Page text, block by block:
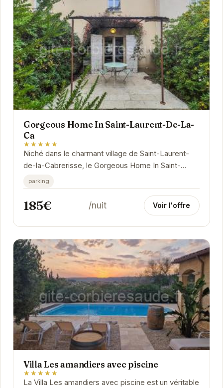
Gorgeous Home In Saint-Laurent-De-La-
Ca
★★★★★
Niché dans le charmant village de Saint-Laurent-
de-la-Cabrerisse, le Gorgeous Home In Saint-
Laurent-De-La-Ca offre un refuge paisible et
confortable.
parking
185€ /nuit Voir l'offre
Villa Les amandiers avec piscine
★★★★★
La Villa Les amandiers avec piscine est un véritable